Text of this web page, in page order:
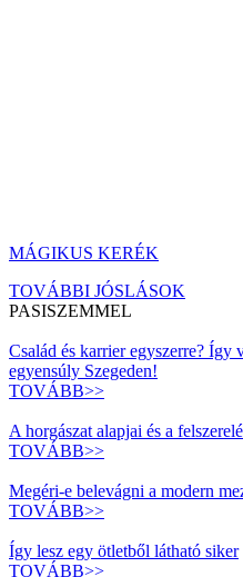
MÁGIKUS KERÉK
TOVÁBBI JÓSLÁSOK
PASISZEMMEL
Család és karrier egyszerre? Így
egyensúly Szegeden!
TOVÁBB>>
A horgászat alapjai és a
TOVÁBB>>
Megéri-e belevágni a modern
TOVÁBB>>
Így lesz egy ötletből látható siker
TOVÁBB>>